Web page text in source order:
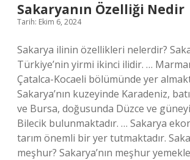
Sakaryanın Özelliği Nedir
Tarih: Ekim 6, 2024
Sakarya ilinin özellikleri nelerdir?
Türkiye’nin yirmi ikinci ilidir. …
Çatalca-Kocaeli bölümünde yer
Sakarya’nın kuzeyinde Karadeniz,
ve Bursa, doğusunda Düzce ve
Bilecik bulunmaktadır. … Sakarya
tarım önemli bir yer tutmaktadır.
meşhur? Sakarya’nın meşhur